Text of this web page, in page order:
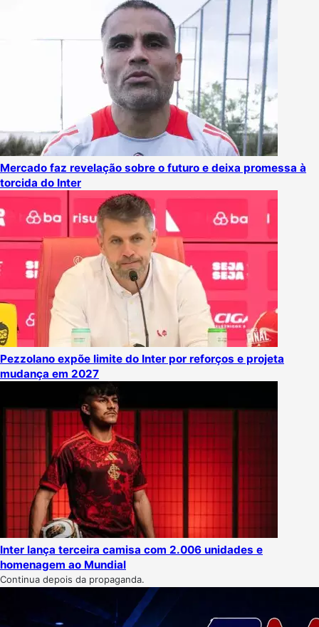
Mercado faz revelação sobre o futuro e deixa promessa à
torcida do Inter
Pezzolano expõe limite do Inter por reforços e projeta
mudança em 2027
Inter lança terceira camisa com 2.006 unidades e
homenagem ao Mundial
Continua depois da propaganda.